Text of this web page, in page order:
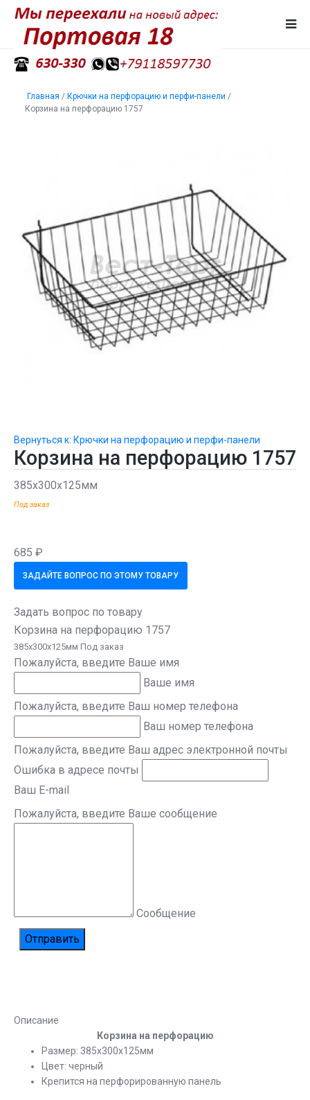
Главная / Крючки на перфорацию и перфи-панели /
Корзина на перфорацию 1757
Вернуться к: Крючки на перфорацию и перфи-панели
Корзина на перфорацию 1757
385х300х125мм
Под заказ
685 ₽
ЗАДАЙТЕ ВОПРОС ПО ЭТОМУ ТОВАРУ
Задать вопрос по товару
Корзина на перфорацию 1757
385х300х125мм Под заказ
Пожалуйста, введите Ваше имя
Ваше имя
Пожалуйста, введите Ваш номер телефона
Ваш номер телефона
Пожалуйста, введите Ваш адрес электронной почты
Ошибка в адресе почты
Ваш E-mail
Пожалуйста, введите Ваше сообщение
Сообщение
Описание
Корзина на перфорацию
Размер: 385х300х125мм
Цвет: черный
Крепится на перфорированную панель